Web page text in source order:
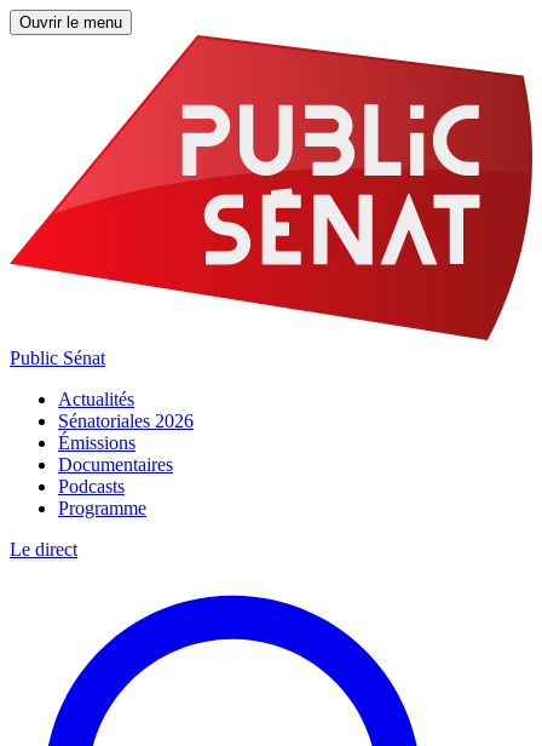
Ouvrir le menu
Public Sénat
Actualités
Sénatoriales 2026
Émissions
Documentaires
Podcasts
Programme
Le direct